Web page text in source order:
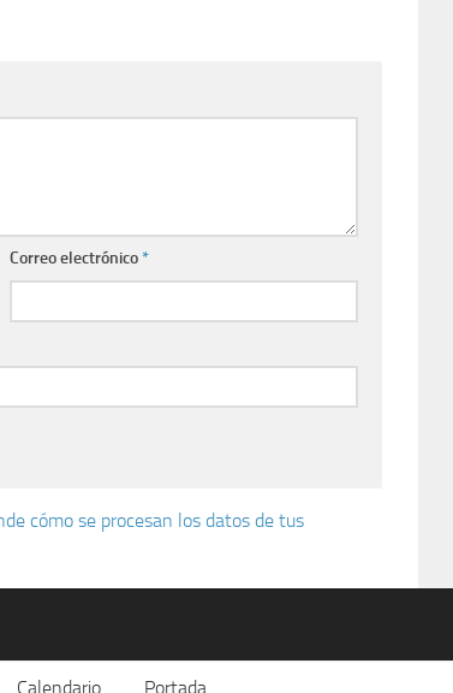
Correo electrónico*
cómo se procesan los datos de tus
Calendario Portada